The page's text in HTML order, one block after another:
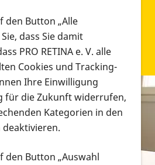
den Button „Alle
dass Sie damit
PRO RETINA e. V. alle
Cookies und Tracking-
Ihre Einwilligung
für die Zukunft widerrufen,
Kategorien in den
deaktivieren.
den Button „Auswahl